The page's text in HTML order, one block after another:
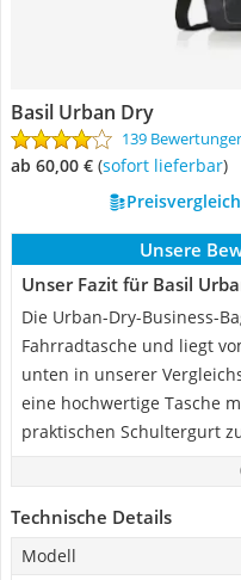
Basil Urban Dry
139
ab 60,00 € ( Sofort lieferbar)
Unsere
Unser Fazit für Basil
Die Urban-Dry-Business-
Fahrradtasche und liegt
unten in unserer
eine hochwertige Tasche
praktischen Schultergurt
Technische Details
Modell